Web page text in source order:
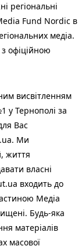
регіональні
Fund Nordic в
медіа.
офіційною
висвітленням
у Тернополі за
Вас
Ми
життя
власні
входить до
Медіа
Будь-яка
матеріалів
масової